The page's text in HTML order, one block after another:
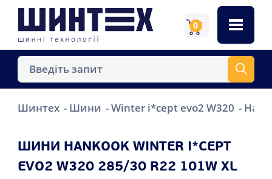
0
Шинтех Шини Winter i*cept evo2 W320
ШИНИ HANKOOK WINTER I*CEPT
EVO2 W320 285/30 R22 101W XL